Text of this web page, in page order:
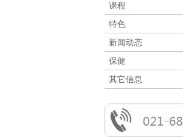
课程
特色
新闻动态
保健
其它信息